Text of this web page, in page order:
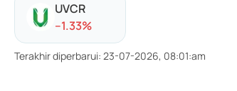
UVCR
--1.33%
Terakhir diperbarui: 23-07-2026, 08:01:am